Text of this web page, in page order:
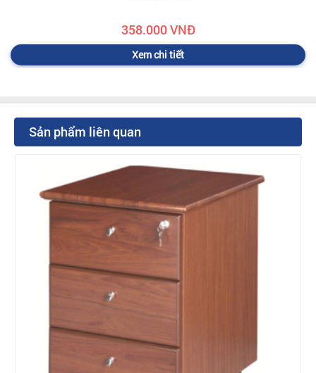
358.000 VNĐ
Xem chi tiết
Sản phẩm liên quan